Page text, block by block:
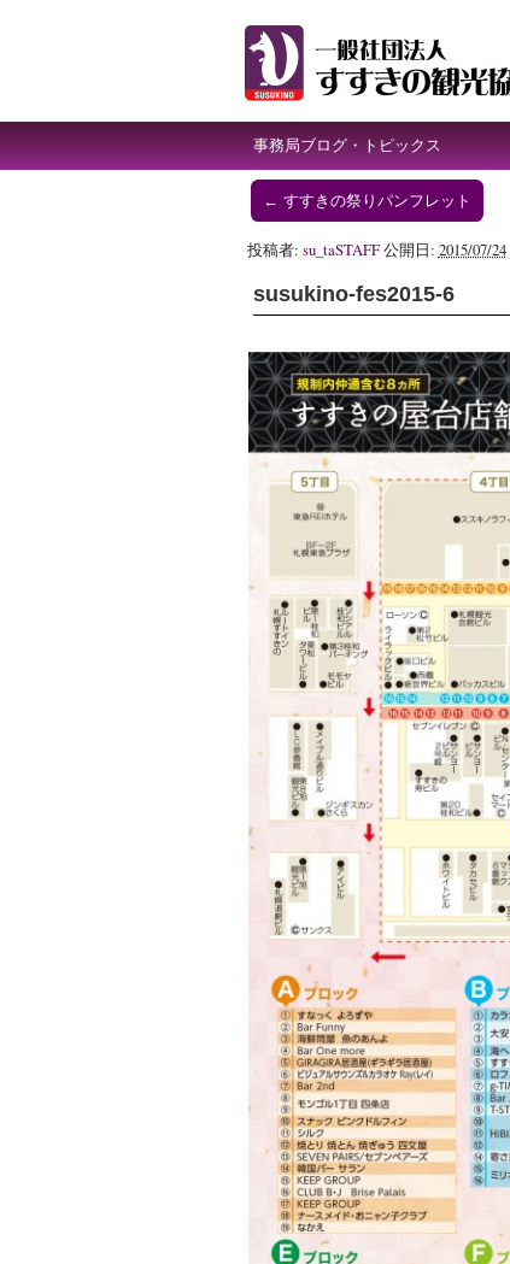
事務局ブログ・トピックス
← すすきの祭りパンフレット
投稿者: su_taSTAFF公開日: 2015/07/24
susukino-fes2015-6